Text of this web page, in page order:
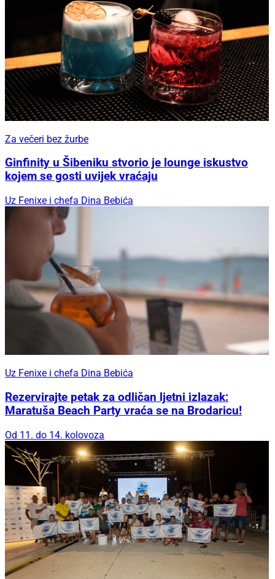
Za večeri bez žurbe
Ginfinity u Šibeniku stvorio je lounge iskustvo
kojem se gosti uvijek vraćaju
Uz Fenixe i chefa Dina Bebića
Uz Fenixe i chefa Dina Bebića
Rezervirajte petak za odličan ljetni izlazak:
Maratuša Beach Party vraća se na Brodaricu!
Od 11. do 14. kolovoza